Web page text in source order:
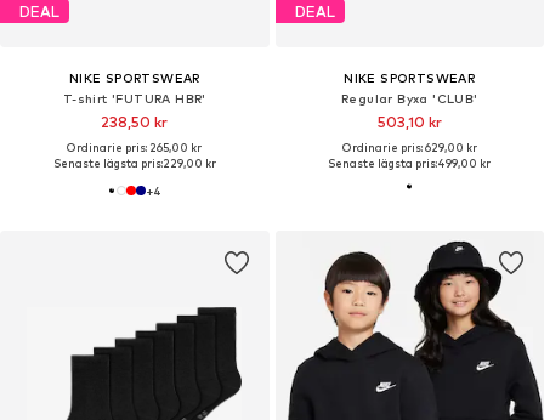
DEAL
NIKE SPORTSWEAR
T-shirt 'FUTURA HBR'
238,50 kr
Ordinarie pris: 265,00 kr
Senaste lägsta pris:229,00 kr
+4
DEAL
NIKE SPORTSWEAR
Regular Byxa 'CLUB'
503,10 kr
Ordinarie pris: 629,00 kr
Senaste lägsta pris:499,00 kr